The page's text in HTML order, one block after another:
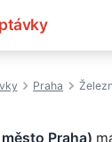
Praha
Praha)